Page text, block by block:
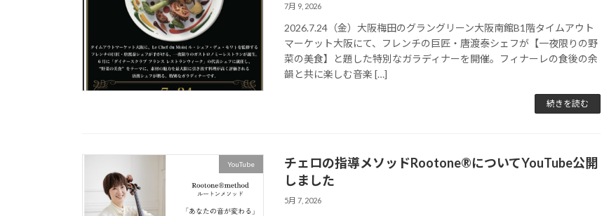
7月 9, 2026
2026.7.24（金）大阪梅田のグラングリーン大阪南館B1階タイムアウト
マーケット大阪にて、フレンチの巨匠・唐渡泰シェフが【一夜限りの野
菜の美食】と題した特別なガラディナーを開催。フィナーレの食後の余
韻と共に楽しむ音楽 […]
続きを読む
YouTube
チェロの指導メソッドRootone®についてYouTube公開
しました
5月 7, 2026